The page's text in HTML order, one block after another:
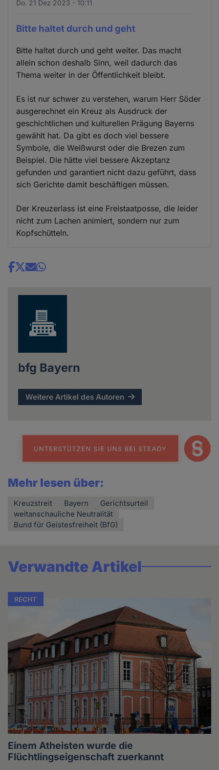
Do. 21 Dez 2023 - 10:11
Bitte haltet durch und geht
Bitte haltet durch und geht weiter. Das macht
allein schon deshalb Sinn, weil dadurch das
Thema weiter in der Öffentlichkeit bleibt.
Es ist nur schwer zu verstehen, warum Herr Söder
ausgerechnet ein Kreuz als Ausdruck der
geschichtlichen und kulturellen Prägung Bayerns
gewählt hat. Da gibt es doch viel bessere
Symbole, die Weißwurst oder die Brezen zum
Beispiel. Die hätte viel bessere Akzeptanz
gefunden und garantiert nicht dazu geführt, dass
sich Gerichte damit beschäftigen müssen.
Der Kreuzerlass ist eine Freistaatposse, die leider
nicht zum Lachen animiert, sondern nur zum
Kopfschütteln.
Share
bfg Bayern
Weitere Artikel des Autoren
Mehr lesen über:
Kreuzstreit Bayern
Gerichtsurteil
weltanschauliche Neutralität
Bund für Geistesfreiheit (BfG)
Verwandte Artikel
RECHT
Einem Atheisten wurde die
Flüchtlingseigenschaft zuerkannt